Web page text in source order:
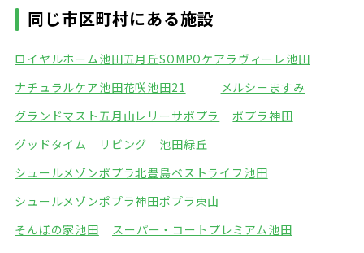
同じ市区町村にある施設
ロイヤルホーム池田五月丘SOMPOケアラヴィーレ池田
ナチュラルケア池田花咲池田21
メルシーますみ
グランドマスト五月山 レリーサポプラ
ポプラ神田
グッドタイム リビング 池田緑丘
シュールメゾンポプラ北豊島ベストライフ池田
シュールメゾンポプラ神田ポプラ東山
そんぽの家池田
スーパー・コートプレミアム池田